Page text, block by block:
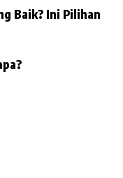
Baik? Ini Pilihan